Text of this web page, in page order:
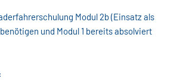
Modul 2b (Einsatz als
und Modul 1 bereits absolviert